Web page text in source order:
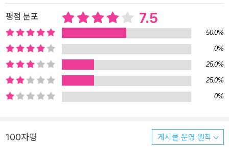
평점 분포 7.5
50.0%
0%
25.0%
25.0%
0%
100자평 게시물 운영 원칙